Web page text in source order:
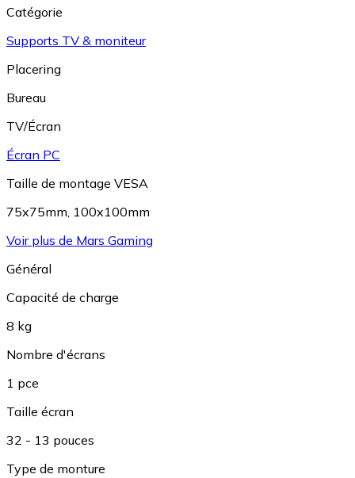
Catégorie
Supports TV & moniteur
Placering
Bureau
TV/Écran
Écran PC
Taille de montage VESA
75x75mm, 100x100mm
Voir plus de Mars Gaming
Général
Capacité de charge
8 kg
Nombre d'écrans
1 pce
Taille écran
32 - 13 pouces
Type de monture